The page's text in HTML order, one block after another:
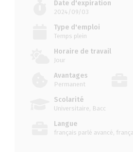
Date d'expiration
2024/09/03
Type d'emploi
Temps plein
Horaire de travail
Jour
Avantages
Permanent
Scolarité
Universitaire, Bacc
Langue
français parlé avancé,